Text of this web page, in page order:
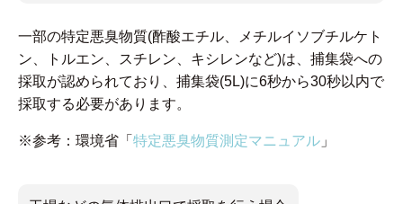
一部の特定悪臭物質(酢酸エチル、メチルイソブチルケト
ン、トルエン、スチレン、キシレンなど)は、捕集袋への
採取が認められており、捕集袋(5L)に6秒から30秒以内で
採取する必要があります。
※参考：環境省「 特定悪臭物質測定マニュアル 」